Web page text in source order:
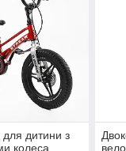
дитини з
колеса